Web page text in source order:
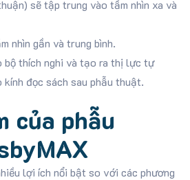
sẽ tập trung vào tầm nhìn xa và
nhìn gần và trung bình.
bộ thích nghi và tạo ra thị lực tự
kính đọc sách sau phẫu thuật.
của phẫu
lợi ích nổi bật so với các phương